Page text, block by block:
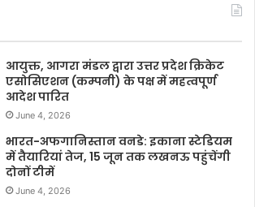
आयुक्त, आगरा मंडल द्वारा उत्तर प्रदेश क्रिकेट
एसोसिएशन (कम्पनी) के पक्ष में महत्वपूर्ण
आदेश पारित
June 4, 2026
भारत-अफगानिस्तान वनडे: इकाना स्टेडियम
में तैयारियां तेज, 15 जून तक लखनऊ पहुंचेंगी
दोनों टीमें
June 4, 2026